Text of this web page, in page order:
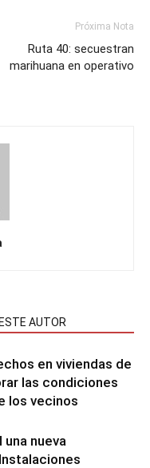
Próxima Nota
Ruta 40: secuestran
marihuana en operativo
AUTOR
en viviendas de
las condiciones
los vecinos
una nueva